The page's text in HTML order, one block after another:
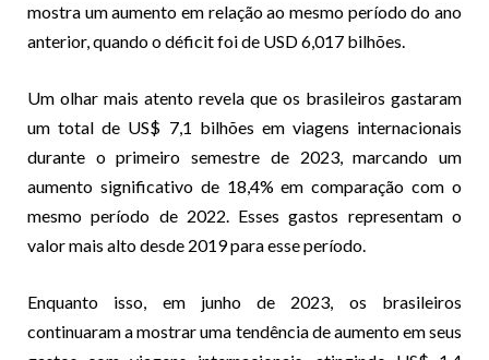
mostra um aumento em relação ao mesmo período do ano
anterior, quando o déficit foi de USD 6,017 bilhões.
Um olhar mais atento revela que os brasileiros gastaram
um total de US$ 7,1 bilhões em viagens internacionais
durante o primeiro semestre de 2023, marcando um
aumento significativo de 18,4% em comparação com o
mesmo período de 2022. Esses gastos representam o
valor mais alto desde 2019 para esse período.
Enquanto isso, em junho de 2023, os brasileiros
continuaram a mostrar uma tendência de aumento em seus